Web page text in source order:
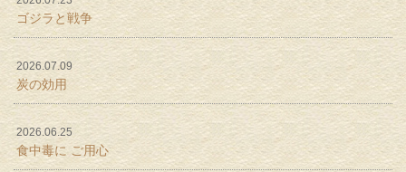
ゴジラと戦争
2026.07.09
炭の効用
2026.06.25
食中毒に ご用心